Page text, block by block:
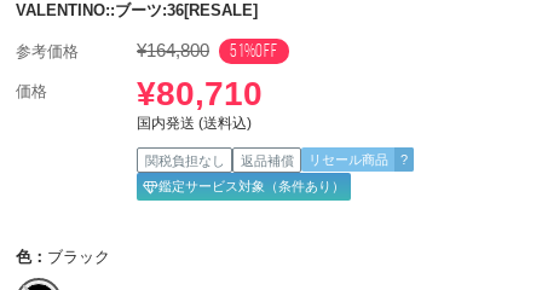
VALENTINO::ブーツ:36[RESALE]
参考価格 ¥164,800 51%OFF
価格 ¥80,710
国内発送 (送料込)
関税負担なし 返品補償 リセール商品
?
鑑定サービス対象（条件あり）
色： ブラック